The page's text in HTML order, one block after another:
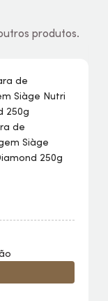
produtos.
de
Siàge
250g